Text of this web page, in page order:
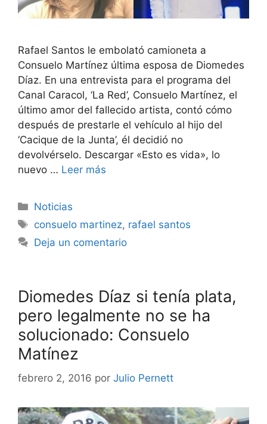
Rafael Santos le embolató camioneta a
Consuelo Martínez última esposa de Diomedes
Díaz. En una entrevista para el programa del
Canal Caracol, ‘La Red’, Consuelo Martínez, el
último amor del fallecido artista, contó cómo
después de prestarle el vehículo al hijo del
‘Cacique de la Junta’, él decidió no
devolvérselo. Descargar «Esto es vida», lo
nuevo … Leer más
Noticias
consuelo martinez, rafael santos
Deja un comentario
Diomedes Díaz si tenía plata,
pero legalmente no se ha
solucionado: Consuelo
Matínez
febrero 2, 2016 por Julio Pernett